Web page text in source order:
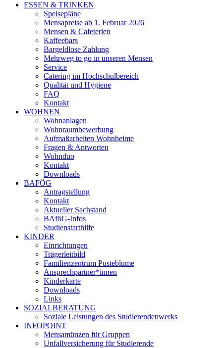
ESSEN & TRINKEN
Speisepläne
Mensapreise ab 1. Februar 2026
Mensen & Cafeterien
Kaffeebars
Bargeldlose Zahlung
Mehrweg to go in unseren Mensen
Service
Catering im Hochschulbereich
Qualität und Hygiene
FAQ
Kontakt
WOHNEN
Wohnanlagen
Wohnraumbewerbung
Aufmaßarbeiten Wohnheime
Fragen & Antworten
Wohnduo
Kontakt
Downloads
BAFÖG
Antragstellung
Kontakt
Aktueller Sachstand
BAföG-Infos
Studienstarthilfe
KINDER
Einrichtungen
Trägerleitbild
Familienzentrum Pusteblume
Ansprechpartner*innen
Kinderkarte
Downloads
Links
SOZIALBERATUNG
Soziale Leistungen des Studierendenwerks
INFOPOINT
Mensamünzen für Gruppen
Unfallversicherung für Studierende